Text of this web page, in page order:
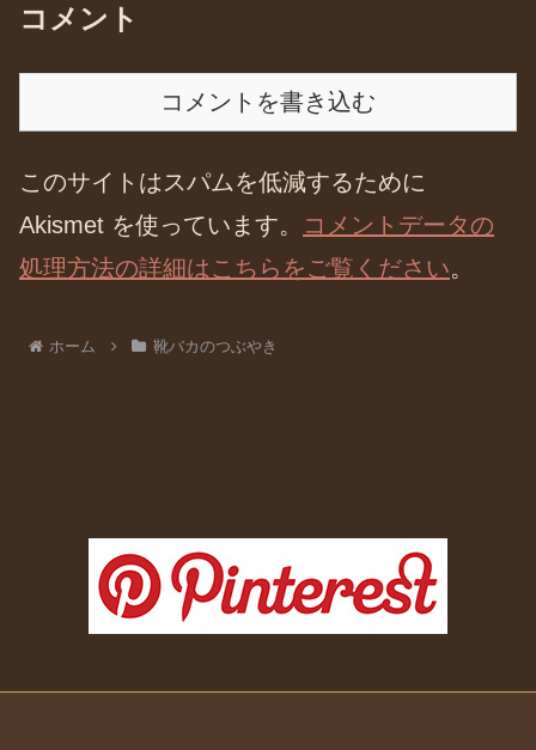
コメント
コメントを書き込む
このサイトはスパムを低減するために
Akismet を使っています。
コメントデータの
処理方法の詳細はこちらをご覧ください。
ホーム 靴バカのつぶやき